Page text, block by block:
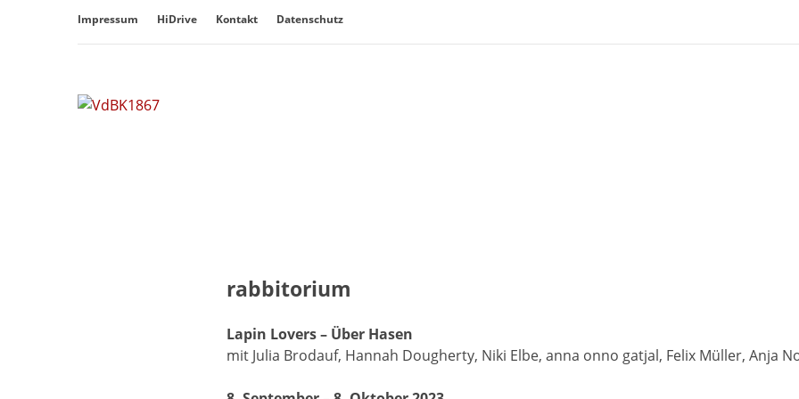
Impressum HiDrive Kontakt Datenschutz
rabbitorium
Lapin Lovers – Über Hasen
mit Julia Brodauf, Hannah Dougherty, Niki Elbe, anna onno gatjal, Felix Müller, Anja